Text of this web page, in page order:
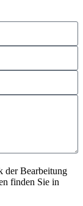
der Bearbeitung
finden Sie in